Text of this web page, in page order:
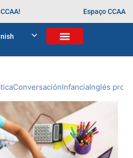
Espaço CCAA
aprendendo desde cedo
ConversaciónInfanciaInglés